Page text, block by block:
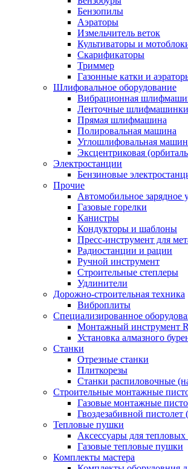
Бензопилы
Аэраторы
Измельчитель веток
Культиваторы и
Скарификаторы
Триммер
Газонные катки и
Шлифовальное оборудование
Вибрационная
Ленточные шлифмашинки
Прямая шлифмашина
Полировальная машина
Углошлифовальная
Эксцентриковая
Электростанции
Бензиновые
Прочие
Автомобильное зарядное
Газовые горелки
Канистры
Кондукторы и шаблоны
Пресс-инструмент для
Радиостанции и рации
Ручной инструмент
Строительные степлеры
Удлинители
Дорожно-строительная техника
Виброплиты
Специализированное
Монтажный инструмент
Установка алмазного
Станки
Отрезные станки
Плиткорезы
Станки распиловочные
Строительные монтажные
Газовые монтажные
Гвоздезабивной пистолет
Тепловые пушки
Аксессуары для
Газовые тепловые пушки
Комплекты мастера